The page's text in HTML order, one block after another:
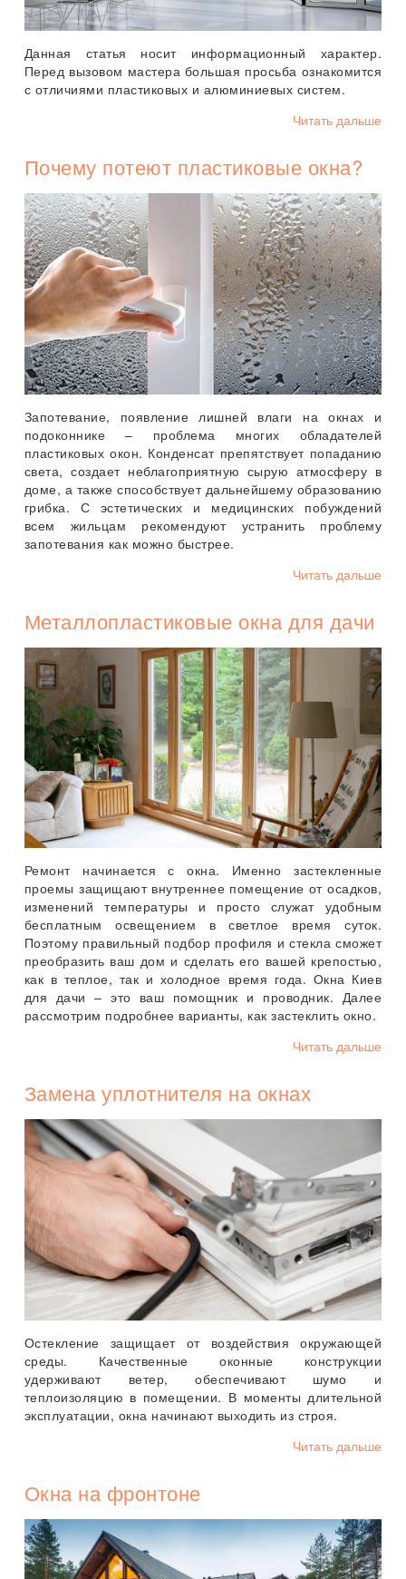
Данная статья носит информационный характер.
Перед вызовом мастера большая просьба ознакомится
с отличиями пластиковых и алюминиевых систем.
Читать дальше
Почему потеют пластиковые окна?
Запотевание, появление лишней влаги на окнах и
подоконнике – проблема многих обладателей
пластиковых окон. Конденсат препятствует попаданию
света, создает неблагоприятную сырую атмосферу в
доме, а также способствует дальнейшему образованию
грибка. С эстетических и медицинских побуждений
всем жильцам рекомендуют устранить проблему
запотевания как можно быстрее.
Читать дальше
Металлопластиковые окна для дачи
Ремонт начинается с окна. Именно застекленные
проемы защищают внутреннее помещение от осадков,
изменений температуры и просто служат удобным
бесплатным освещением в светлое время суток.
Поэтому правильный подбор профиля и стекла сможет
преобразить ваш дом и сделать его вашей крепостью,
как в теплое, так и холодное время года. Окна Киев
для дачи – это ваш помощник и проводник. Далее
рассмотрим подробнее варианты, как застеклить окно.
Читать дальше
Замена уплотнителя на окнах
Остекление защищает от воздействия окружающей
среды. Качественные оконные конструкции
удерживают ветер, обеспечивают шумо и
теплоизоляцию в помещении. В моменты длительной
эксплуатации, окна начинают выходить из строя.
Читать дальше
Окна на фронтоне